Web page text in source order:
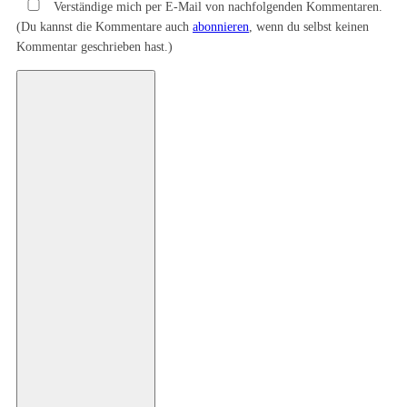
Verständige mich per E-Mail von nachfolgenden Kommentaren.
(Du kannst die Kommentare auch abonnieren , wenn du selbst keinen
Kommentar geschrieben hast.)